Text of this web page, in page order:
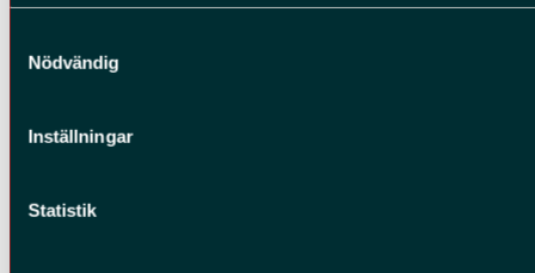
Nödvändig
Inställningar
Statistik